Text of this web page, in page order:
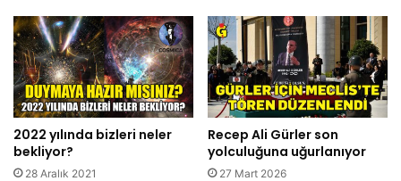
2022 yılında bizleri neler
bekliyor?
28 Aralık 2021
Recep Ali Gürler son
yolculuğuna uğurlanıyor
27 Mart 2026